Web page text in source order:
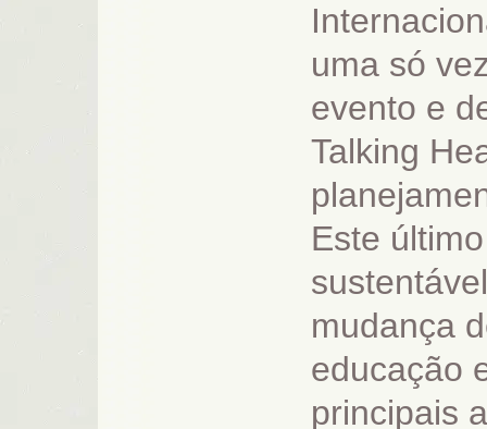
uma só
evento e
Talking
Este
mudança
educação
principais